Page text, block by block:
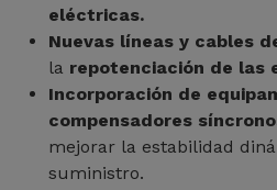
eléctricas.
Nuevas líneas y cables
la repotenciación de las
Incorporación de
compensadores
mejorar la estabilidad
suministro.